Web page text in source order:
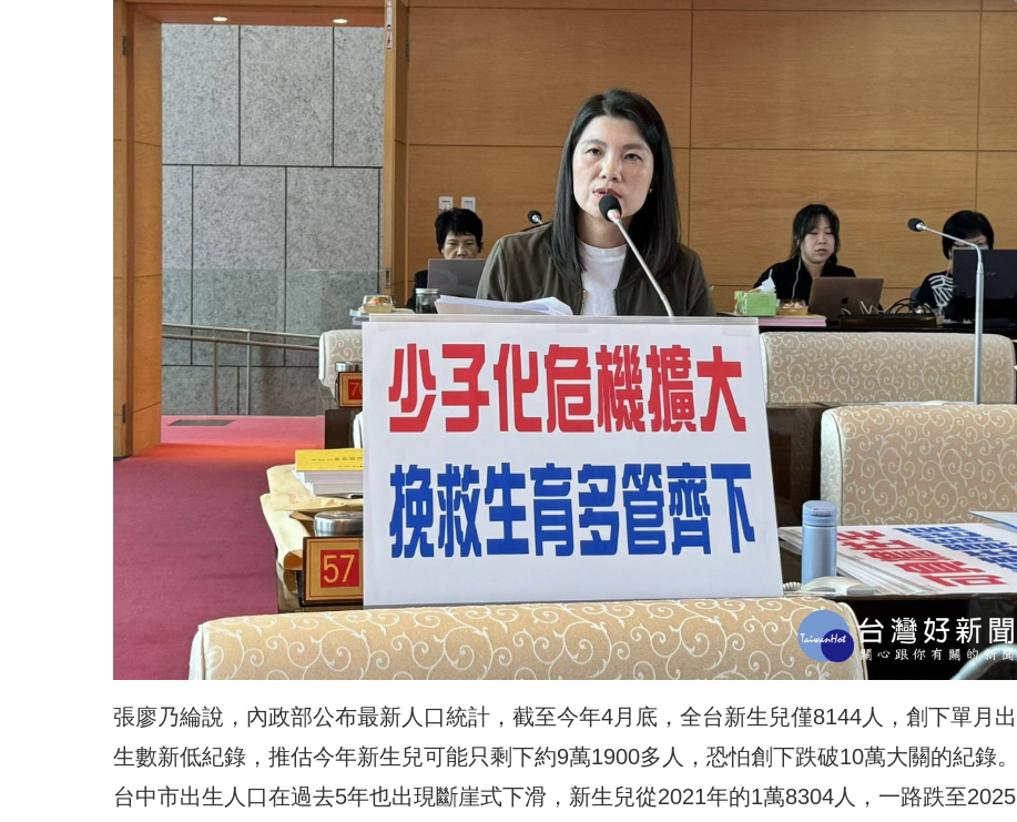
張廖乃綸說，內政部公布最新人口統計，截至今年4月底，全台新生兒僅8144人，創下單月出
生數新低紀錄，推估今年新生兒可能只剩下約9萬1900多人，恐怕創下跌破10萬大關的紀錄。
台中市出生人口在過去5年也出現斷崖式下滑，新生兒從2021年的1萬8304人，一路跌至2025